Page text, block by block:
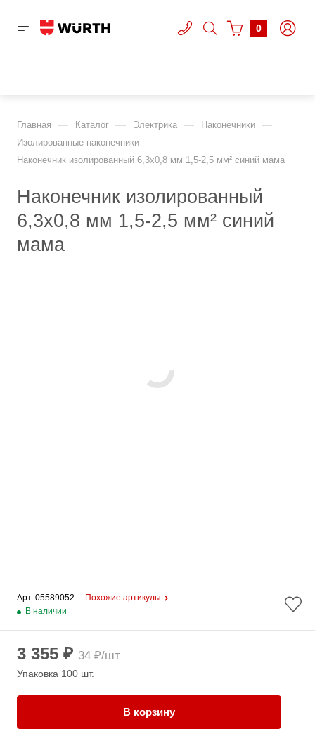
0
Главная — Каталог — Электрика — Наконечники —
Изолированные наконечники —
Наконечник изолированный 6,3х0,8 мм 1,5-2,5 мм² синий мама
Наконечник изолированный
6,3х0,8 мм 1,5-2,5 мм² синий
мама
Арт. 05589052
Похожие артикулы
В наличии
3 355 ₽ 34 ₽/шт
Упаковка 100 шт.
В корзину